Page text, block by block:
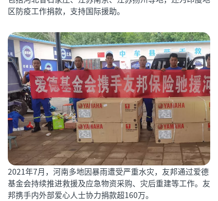
区防疫工作捐款，支持国际援助。
2021年7月，河南多地因暴雨遭受严重水灾，友邦通过爱德
基金会持续推进救援及应急物资采购、灾后重建等工作。友
邦携手内外部爱心人士协力捐款超160万。